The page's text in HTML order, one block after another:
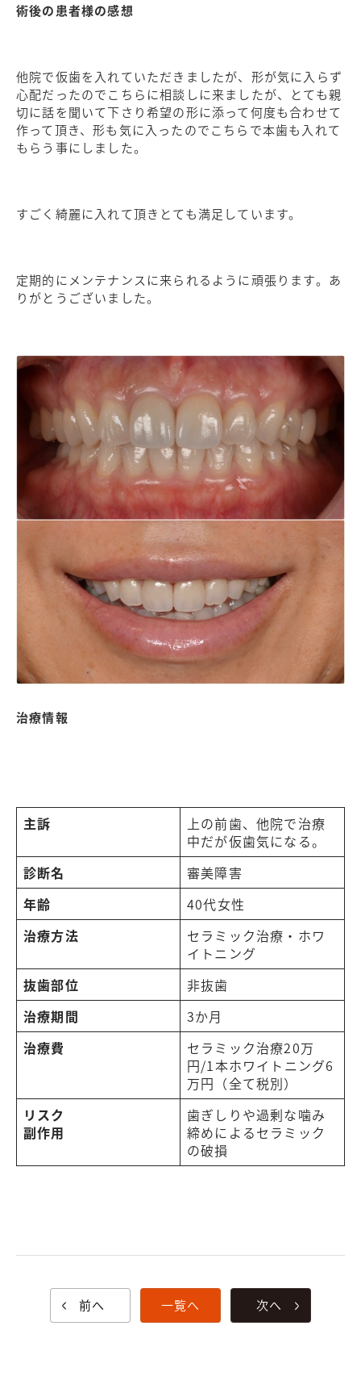
術後の患者様の感想
他院で仮歯を入れていただきましたが、形が気に入らず
心配だったのでこちらに相談しに来ましたが、とても親
切に話を聞いて下さり希望の形に添って何度も合わせて
作って頂き、形も気に入ったのでこちらで本歯も入れて
もらう事にしました。
すごく綺麗に入れて頂きとても満足しています。
定期的にメンテナンスに来られるように頑張ります。あ
りがとうございました。
治療情報
主訴
上の前歯、他院で治療
中だが仮歯気になる。
診断名
審美障害
年齢
40代女性
治療方法
セラミック治療・ホワ
イトニング
抜歯部位
非抜歯
治療期間
3か月
治療費
セラミック治療20万
円/1本ホワイトニング6
万円（全て税別）
リスク
副作用
歯ぎしりや過剰な噛み
締めによるセラミック
の破損
前へ 一覧へ 次へ